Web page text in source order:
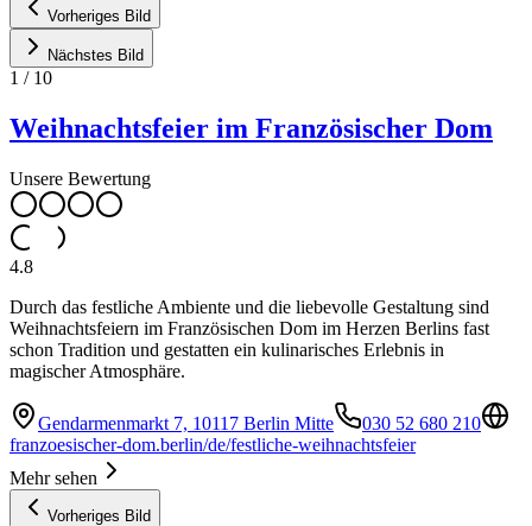
Vorheriges Bild
Nächstes Bild
1 / 10
Weihnachtsfeier im Französischer Dom
Unsere Bewertung
4.8
Durch das festliche Ambiente und die liebevolle Gestaltung sind
Weihnachtsfeiern im Französischen Dom im Herzen Berlins fast
schon Tradition und gestatten ein kulinarisches Erlebnis in
magischer Atmosphäre.
Gendarmenmarkt 7, 10117 Berlin Mitte
030 52 680 210
franzoesischer-dom.berlin/de/festliche-weihnachtsfeier
Mehr sehen
Vorheriges Bild